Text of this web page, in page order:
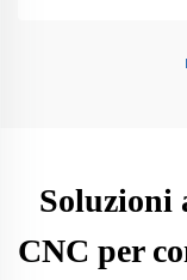
Soluzioni
CNC per